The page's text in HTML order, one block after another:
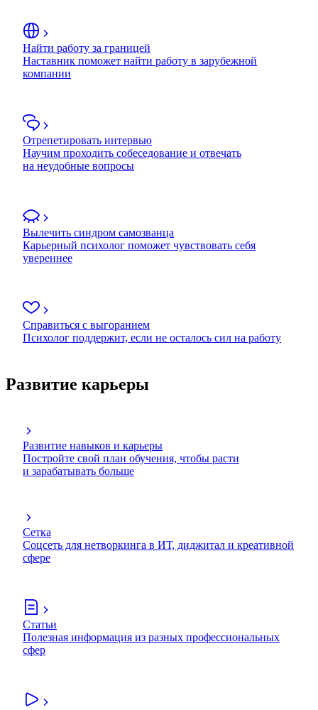
Найти работу за границей
Наставник поможет найти работу в зарубежной
компании
Отрепетировать интервью
Научим проходить собеседование и отвечать
на неудобные вопросы
Вылечить синдром самозванца
Карьерный психолог поможет чувствовать себя
увереннее
Справиться с выгоранием
Психолог поддержит, если не осталось сил на работу
Развитие карьеры
Развитие навыков и карьеры
Постройте свой план обучения, чтобы расти
и зарабатывать больше
Сетка
Соцсеть для нетворкинга в ИТ, диджитал и креативной
сфере
Статьи
Полезная информация из разных профессиональных
сфер